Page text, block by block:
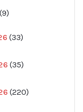
99
33
produkter
35
produkter
220
produkter